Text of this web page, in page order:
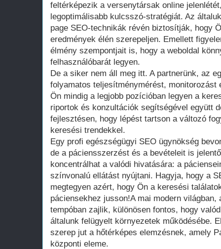
feltérképezik a versenytársak online
legoptimálisabb kulcsszó-stratégiát. Az
page SEO-technikák révén biztosítják, hogy
eredmények élén szerepeljen. Emellett
élmény szempontjait is, hogy a weboldal
felhasználóbarát legyen.
De a siker nem áll meg itt. A partnerünk, az
folyamatos teljesítménymérést, monitorozást
Ön mindig a legjobb pozícióban legyen a
riportok és konzultációk segítségével együtt
fejlesztésen, hogy lépést tartson a változó
keresési trendekkel.
Egy profi egészségügyi SEO ügynökség
de a páciensszerzést és a bevételeit is
koncentrálhat a valódi hivatására: a
színvonalú ellátást nyújtani. Hagyja, hogy a
megtegyen azért, hogy Ön a keresési
páciensekhez jusson!A mai modern világban,
tempóban zajlik, különösen fontos, hogy
általunk felügyelt környezetek működésébe.
szerep jut a hőtérképes elemzésnek, amely
központi eleme.